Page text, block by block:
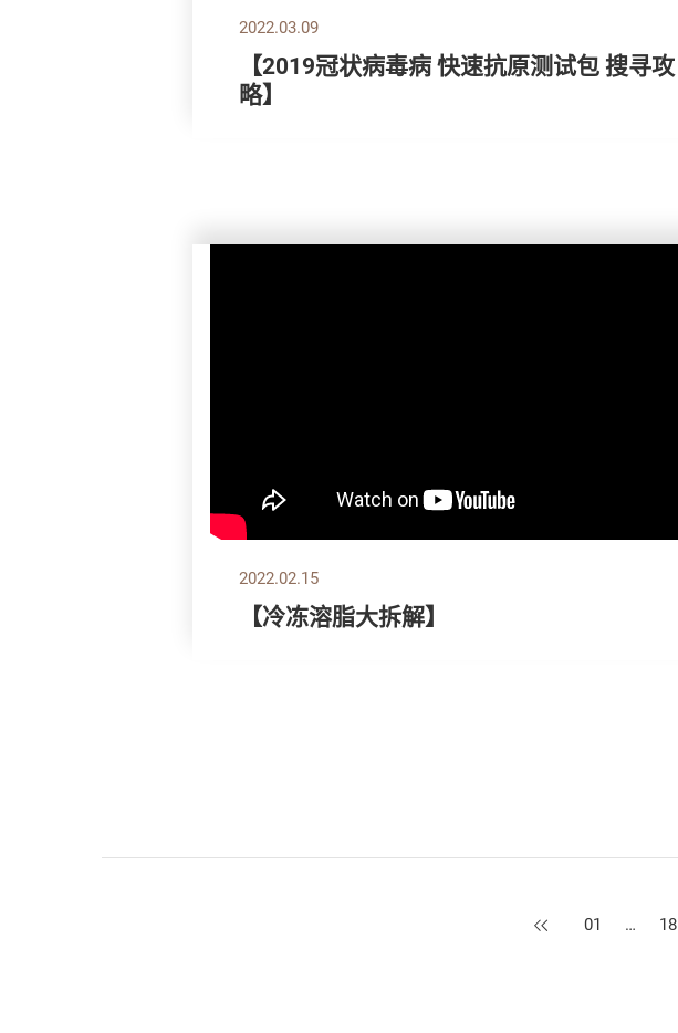
2022.03.09
【2019冠状病毒病 快速抗原测试包 搜寻攻
略】
2022.02.15
【冷冻溶脂大拆解】
上一页
01 … 18